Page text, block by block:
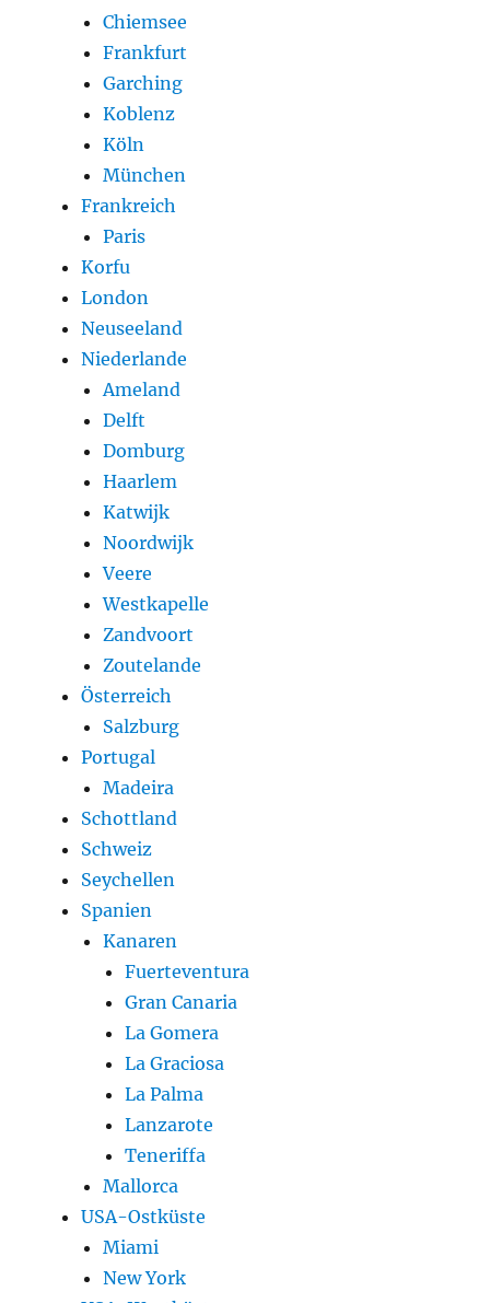
Chiemsee
Frankfurt
Garching
Koblenz
Köln
München
Frankreich
Paris
Korfu
London
Neuseeland
Niederlande
Ameland
Delft
Domburg
Haarlem
Katwijk
Noordwijk
Veere
Westkapelle
Zandvoort
Zoutelande
Österreich
Salzburg
Portugal
Madeira
Schottland
Schweiz
Seychellen
Spanien
Kanaren
Fuerteventura
Gran Canaria
La Gomera
La Graciosa
La Palma
Lanzarote
Teneriffa
Mallorca
USA-Ostküste
Miami
New York